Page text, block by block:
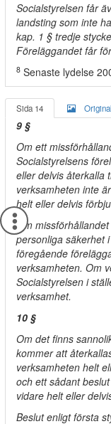
Socialstyrelsen får
landsting som inte
kap. 1 § tredje
Föreläggandet får
8 Senaste lydelse
Sida 14 Original
9 §
Om ett
Socialstyrelsens
eller delvis återkalla
verksamheten inte
helt eller delvis
Om
personliga säkerhet
föregående
verksamheten. Om
Socialstyrelsen i
verksamhet.
10 §
Om det finns
kommer att
verksamheten helt
och ett sådant
vidare helt eller
Beslut enligt första